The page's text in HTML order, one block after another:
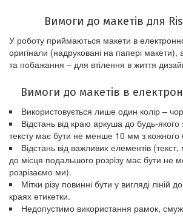
Вимоги до макетів для
У роботу приймаються макети в
оригінали (надруковані на папері макети),
та побажання – для втілення в життя
Вимоги до макетів в
Використовується лише один колір –
Відстань від краю аркуша до будь-
тексту має бути не менше 10 мм з
Відстань від важливих елементів
до місця подальшого розрізу має бути
розрізаємо ми).
Мітки різу повинні бути у вигляді
краях етикетки.
Недопустимо використання рамок,